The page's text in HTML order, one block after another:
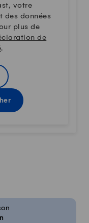
votre
des données
plus de
de
.